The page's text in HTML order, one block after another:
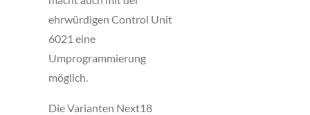
ehrwürdigen Control Unit
6021 eine
Umprogrammierung
möglich.
Die Varianten Next18